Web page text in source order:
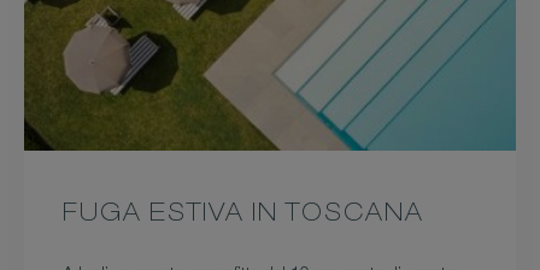
FUGA ESTIVA IN TOSCANA